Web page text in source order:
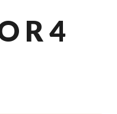
R 4